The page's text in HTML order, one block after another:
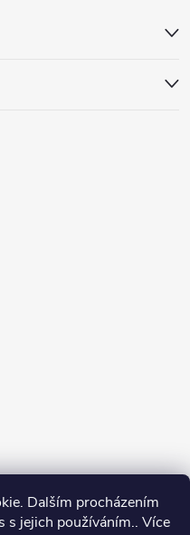
Dalším procházením
s jejich používáním.. Více